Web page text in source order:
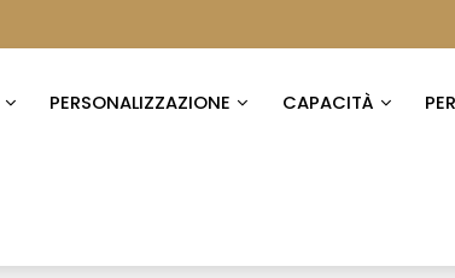
PERSONALIZZAZIONE CAPACITÀ